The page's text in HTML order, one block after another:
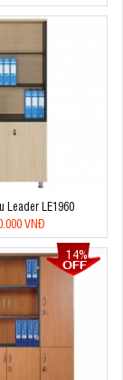
Leader LE1960
VNĐ
14%